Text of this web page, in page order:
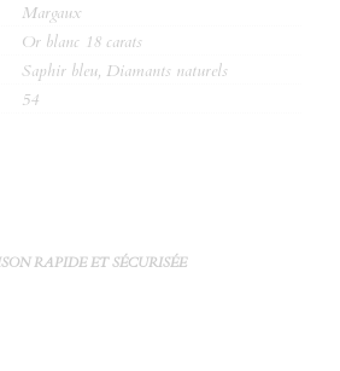
Margaux
Or blanc 18 carats
Saphir bleu, Diamants naturels
54
RAPIDE ET SÉCURISÉE